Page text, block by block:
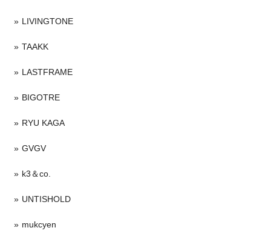
LIVINGTONE
TAAKK
LASTFRAME
BIGOTRE
RYU KAGA
GVGV
k3＆co.
UNTISHOLD
mukcyen